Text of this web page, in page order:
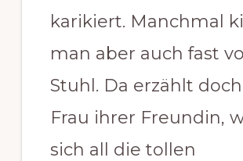
karikiert. Manchmal
man aber auch fast
Stuhl. Da erzählt
Frau ihrer Freundin,
sich all die tollen